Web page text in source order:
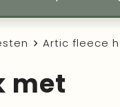
Artic fleece
met